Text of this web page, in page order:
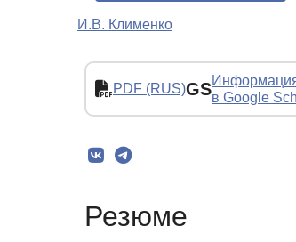
И.В. Клименко
PDF (RUS)GSв Google
Резюме